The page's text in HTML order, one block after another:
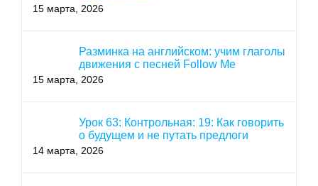
15 марта, 2026
Разминка на английском: учим глаголы
движения с песней Follow Me
15 марта, 2026
Урок 63: Контрольная: 19: Как говорить
о будущем и не путать предлоги
14 марта, 2026